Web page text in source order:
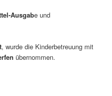
Ausgabe und
, wurde die Kinderbetreuung mit
übernommen.